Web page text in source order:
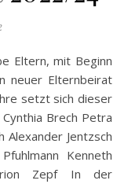
neuer Elternbeirat
setzt sich dieser
Brech Petra
Alexander Jentzsch
Kenneth
Zepf In der